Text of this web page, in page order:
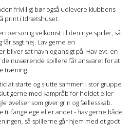
frivillig) bør også udlevere klubbens
print i Idrætshuset.
personlig velkomst til den nye spiller, så
sagt hej. Lav gerne en
bliver sat navn og ansigt på. Hav evt. en
nuværende spillere får ansvaret for at
træning.
at starte og slutte sammen i stor gruppe
gerne med kampråb for holdet eller
øvelser som giver grin og fællesskab.
til fangelege eller andet - hav gerne både
så spillerne går hjem med et godt